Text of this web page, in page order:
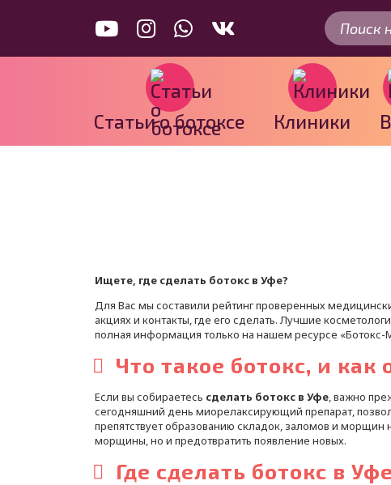
Искать...
Статьи о ботоксе Клиники
Ищете, где сделать ботокс в Уфе?
Для Вас мы составили рейтинг проверенных
акциях и контакты, где его сделать. Лучшие
полная информация только на нашем ресурсе
Что такое ботокс, и как
Если вы собираетесь сделать ботокс в Уфе, важно
сегодняшний день миорелаксирующий препарат,
препятствует образованию складок, заломов и
морщины, но и предотвратить появление новых.
Где сделать ботокс в Уфе